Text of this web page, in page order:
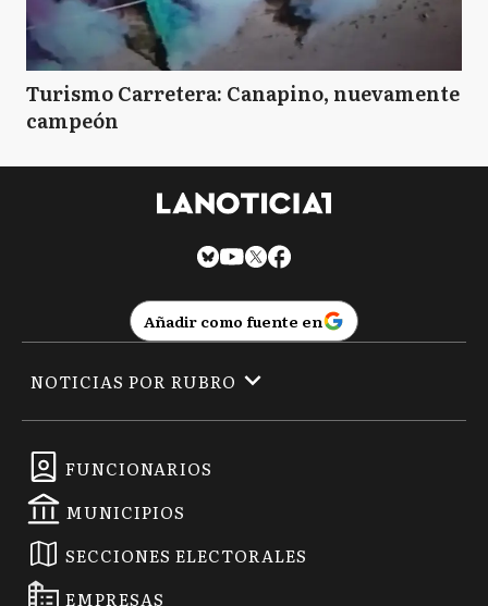
Turismo Carretera: Canapino, nuevamente
campeón
Añadir como fuente en
FUNCIONARIOS
MUNICIPIOS
SECCIONES ELECTORALES
EMPRESAS
NOTICIAS POR RUBRO